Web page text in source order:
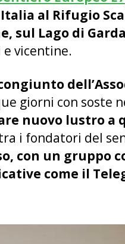
al Rifugio
sul Lago di
vicentine.
giorni con soste
nuovo lustro a
i fondatori del
con un gruppo
come il